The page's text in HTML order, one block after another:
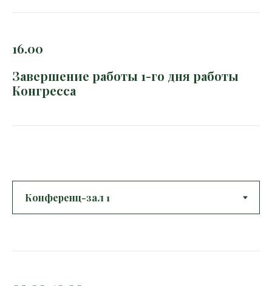
16.00
Завершение работы 1-го дня работы
Конгресса